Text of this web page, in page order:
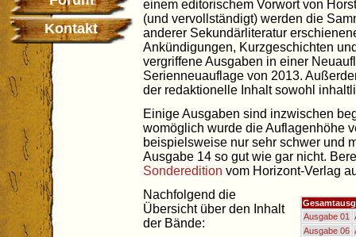
Kontakt
einem editorischem Vorwort von
(und vervollständigt) werden die
anderer Sekundärliteratur
Ankündigungen, Kurzgeschichten
vergriffene Ausgaben in einer
Serienneuauflage von 2013.
der redaktionelle Inhalt sowohl
Einige Ausgaben sind inzwischen
womöglich wurde die Auflagenhöhe
beispielsweise nur sehr schwer und
Ausgabe 14 so gut wie gar nicht.
Sonderedition vom Horizont-Verlag
Ausgabe 01
Ausgabe 06
Nachfolgend die
Übersicht über den Inhalt
der Bände: